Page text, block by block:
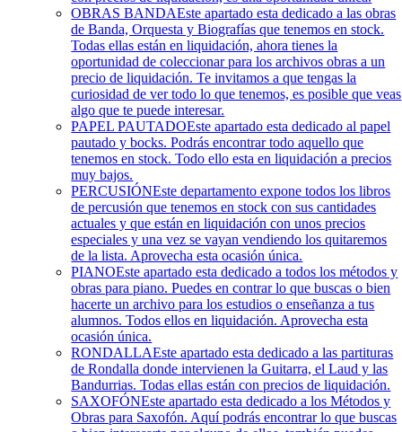
OBRAS BANDAEste apartado esta dedicado a las obras
de Banda, Orquesta y Biografías que tenemos en stock.
Todas ellas están en liquidación, ahora tienes la
oportunidad de coleccionar para los archivos obras a un
precio de liquidación. Te invitamos a que tengas la
curiosidad de ver todo lo que tenemos, es posible que veas
algo que te puede interesar.
PAPEL PAUTADOEste apartado esta dedicado al papel
pautado y bocks. Podrás encontrar todo aquello que
tenemos en stock. Todo ello esta en liquidación a precios
muy bajos.
PERCUSIÓNEste departamento expone todos los libros
de percusión que tenemos en stock con sus cantidades
actuales y que están en liquidación con unos precios
especiales y una vez se vayan vendiendo los quitaremos
de la lista. Aprovecha esta ocasión única.
PIANOEste apartado esta dedicado a todos los métodos y
obras para piano. Puedes en contrar lo que buscas o bien
hacerte un archivo para los estudios o enseñanza a tus
alumnos. Todos ellos en liquidación. Aprovecha esta
ocasión única.
RONDALLAEste apartado esta dedicado a las partituras
de Rondalla donde intervienen la Guitarra, el Laud y las
Bandurrias. Todas ellas están con precios de liquidación.
SAXOFÓNEste apartado esta dedicado a los Métodos y
Obras para Saxofón. Aquí podrás encontrar lo que buscas